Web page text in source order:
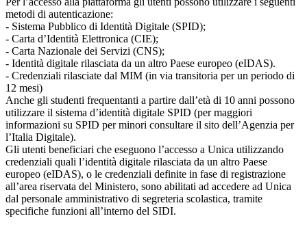
metodi di autenticazione:
- Sistema Pubblico di Identità Digitale (SPID);
- Carta d’Identità Elettronica (CIE);
- Carta Nazionale dei Servizi (CNS);
- Identità digitale rilasciata da un altro Paese europeo (eIDAS).
- Credenziali rilasciate dal MIM (in via transitoria per un periodo di
12 mesi)
Anche gli studenti frequentanti a partire dall’età di 10 anni possono
utilizzare il sistema d’identità digitale SPID (per maggiori
informazioni su SPID per minori consultare il sito dell’Agenzia per
l’Italia Digitale).
Gli utenti beneficiari che eseguono l’accesso a Unica utilizzando
credenziali quali l’identità digitale rilasciata da un altro Paese
europeo (eIDAS), o le credenziali definite in fase di registrazione
all’area riservata del Ministero, sono abilitati ad accedere ad Unica
dal personale amministrativo di segreteria scolastica, tramite
specifiche funzioni all’interno del SIDI.